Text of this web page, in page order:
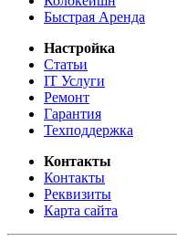
Быстрая Аренда
Настройка
Статьи
IT Услуги
Ремонт
Гарантия
Техподдержка
Контакты
Контакты
Реквизиты
Карта сайта